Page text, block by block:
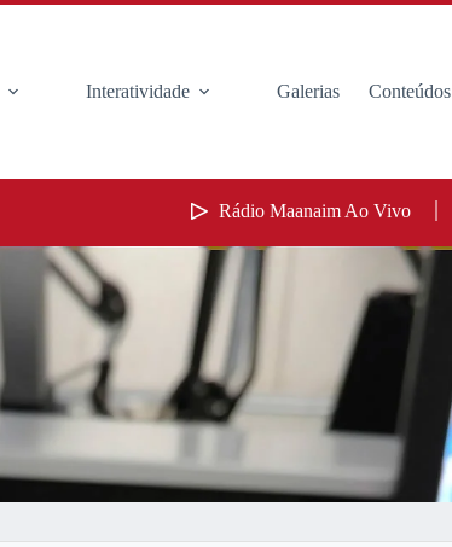
Interatividade Galerias Conteúdos
Rádio Maanaim Ao Vivo